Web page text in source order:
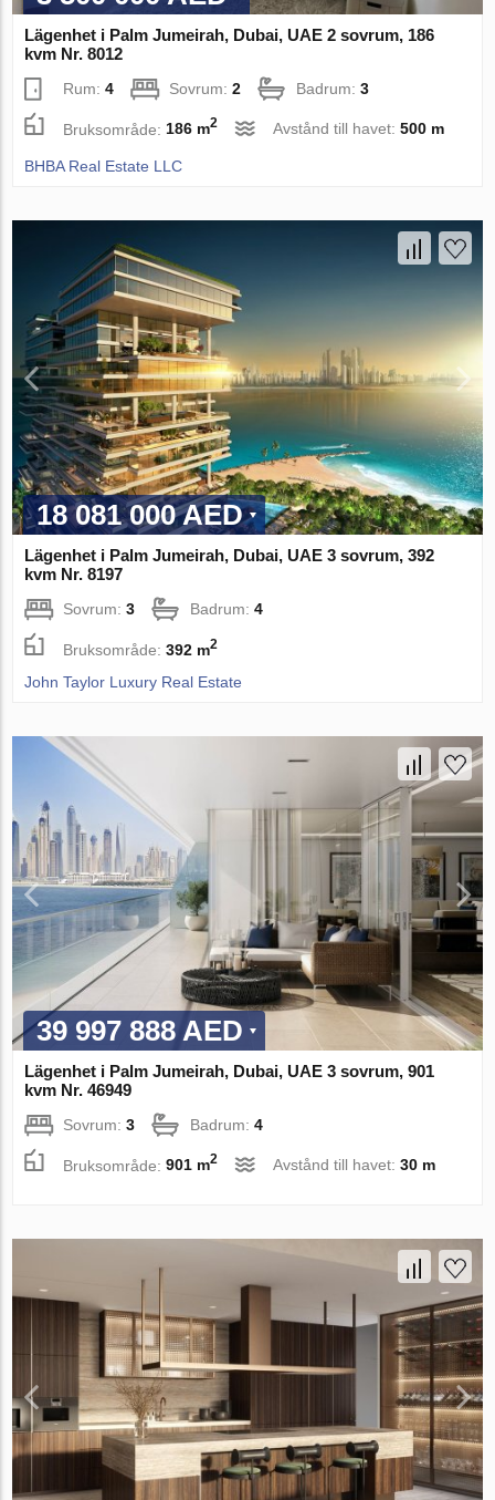
Lägenhet i Palm Jumeirah, Dubai, UAE 2 sovrum, 186
kvm Nr. 8012
Rum:4 Sovrum:2 Badrum:3
Bruksområde: 186 m2 Avstånd till havet:500 m
BHBA Real Estate LLC
18 081 000 AED
Lägenhet i Palm Jumeirah, Dubai, UAE 3 sovrum, 392
kvm Nr. 8197
Sovrum:3 Badrum:4
Bruksområde:392 m2
John Taylor Luxury Real Estate
39 997 888 AED
Lägenhet i Palm Jumeirah, Dubai, UAE 3 sovrum, 901
kvm Nr. 46949
Sovrum:3 Badrum:4
Bruksområde:901 m2 Avstånd till havet:30 m